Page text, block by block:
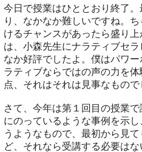
今日で授業はひととおり終了
り、なかなか難しいですね。
けるチャンスがあったら盛り
は、小森先生にナラティブセ
なか好評でしたよ。僕はパワ
ラティブならではの声の力を
点、それはそれは見事なもので
さて、今年は第１回目の授業
にのっているような事例を示
うようなもので、最初から見
ど、それなら受講する必要は